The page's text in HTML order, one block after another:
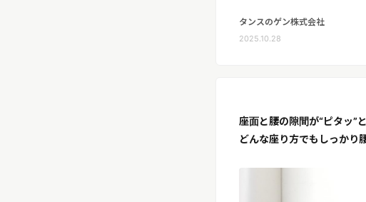
タンスのゲン株式会社
2025.10.28
座面と腰の隙間が“ピタッ”
どんな座り方でもしっかり